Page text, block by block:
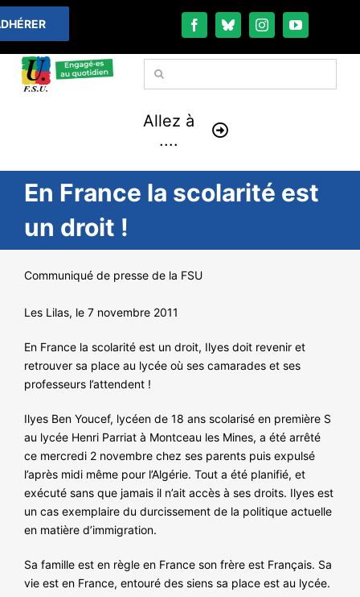
Passer
au
contenu
Rechercher:
Allez à
....
À LA UNE
THÉMATIQUES
LA VIE FÉDÉRALE
COMMUNIQUÉS
NOS ACTIONS
En France la scolarité est
un droit !
Communiqué de presse de la FSU
Les Lilas, le 7 novembre 2011
En France la scolarité est un droit, Ilyes doit revenir et
retrouver sa place au lycée où ses camarades et ses
professeurs l’attendent !
Ilyes Ben Youcef, lycéen de 18 ans scolarisé en première S
au lycée Henri Parriat à Montceau les Mines, a été arrêté
ce mercredi 2 novembre chez ses parents puis expulsé
l’après midi même pour l’Algérie. Tout a été planifié, et
exécuté sans que jamais il n’ait accès à ses droits. Ilyes est
un cas exemplaire du durcissement de la politique actuelle
en matière d’immigration.
Sa famille est en règle en France son frère est Français. Sa
vie est en France, entouré des siens sa place est au lycée.